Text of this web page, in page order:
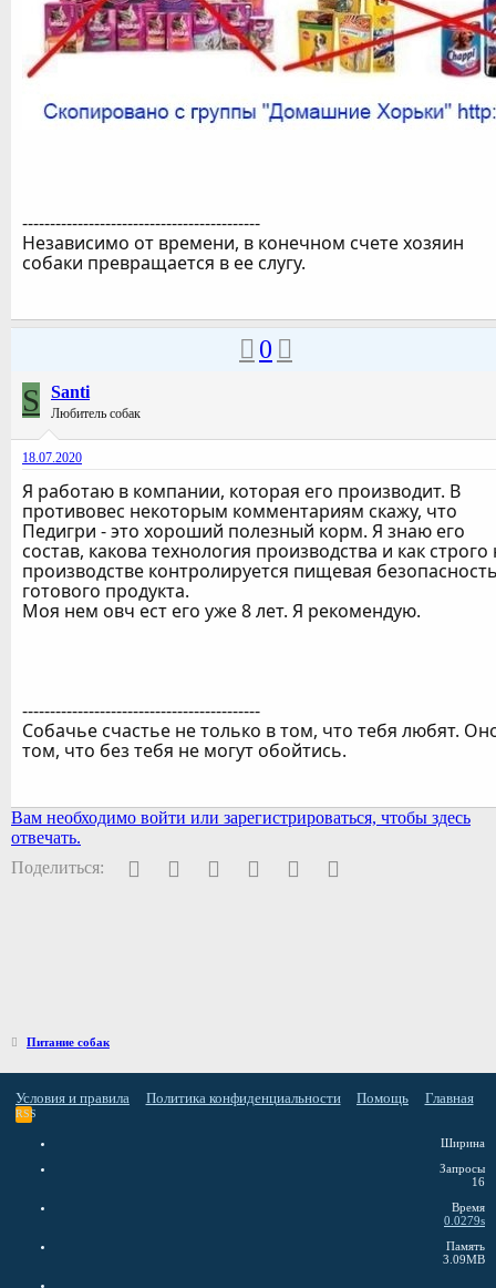
-------------------------------------------
Независимо от времени, в конечном счете хозяин
собаки превращается в ее слугу.
0
S Santi
Любитель собак
18.07.2020
Я работаю в компании, которая его производит. В
противовес некоторым комментариям скажу, что
Педигри - это хороший полезный корм. Я знаю его
состав, какова технология производства и как строго
производстве контролируется пищевая
готового продукта.
Моя нем овч ест его уже 8 лет. Я рекомендую.
-------------------------------------------
Собачье счастье не только в том, что тебя любят.
том, что без тебя не могут обойтись.
Вам необходимо войти или зарегистрироваться, чтобы здесь
отвечать.
Поделиться:
Facebook
Twitter PinterestWhatsAppЭлектронная почта
Питание собак
Условия и правила Политика конфиденциальности Помощь Главная
RSS
Ширина
Запросы
16
Время
0.0279s
Память
3.09MB